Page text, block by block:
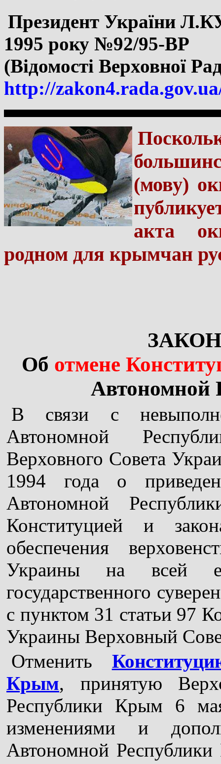
Президент України
1995 року №92/95-ВР
(Відомості Верховної
http://
(мову)
акта
родном для крымчан
Об отмене
Автономной
В связи с
Автономной
Верховного Совета
1994 года о
Автономной
Конституцией и
обеспечения
Украины на всей
государственного
с пунктом 31 статьи 97
Украины Верховный
Отменить
Крым, принятую
Республики Крым 6
изменениями и
Автономной